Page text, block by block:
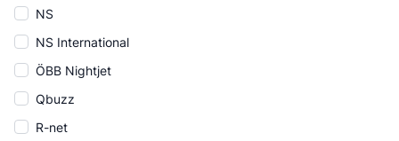
NS
NS International
ÖBB Nightjet
Qbuzz
R-net